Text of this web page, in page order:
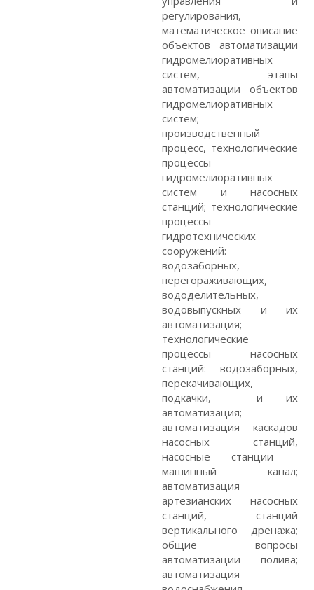
регулирования,
математическое описание
объектов автоматизации
гидромелиоративных
систем, этапы
автоматизации объектов
гидромелиоративных
систем;
производственный
процесс, технологические
процессы
гидромелиоративных
систем и насосных
станций; технологические
процессы
гидротехнических
сооружений:
водозаборных,
перегораживающих,
вододелительных,
водовыпускных и их
автоматизация;
технологические
процессы насосных
станций: водозаборных,
перекачивающих,
подкачки, и их
автоматизация;
автоматизация каскадов
насосных станций,
насосные станции -
машинный канал;
автоматизация
артезианских насосных
станций, станций
вертикального дренажа;
общие вопросы
автоматизации полива;
автоматизация